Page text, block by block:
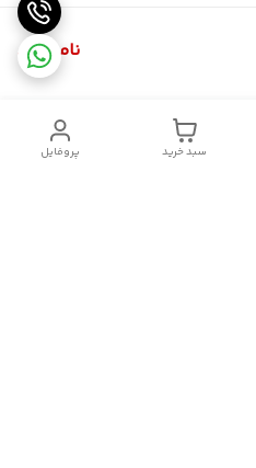
ناموجود
پروفایل سبد خرید